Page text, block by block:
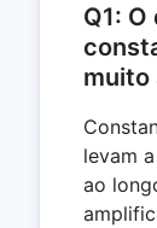
Q1:
muito
levam
ao